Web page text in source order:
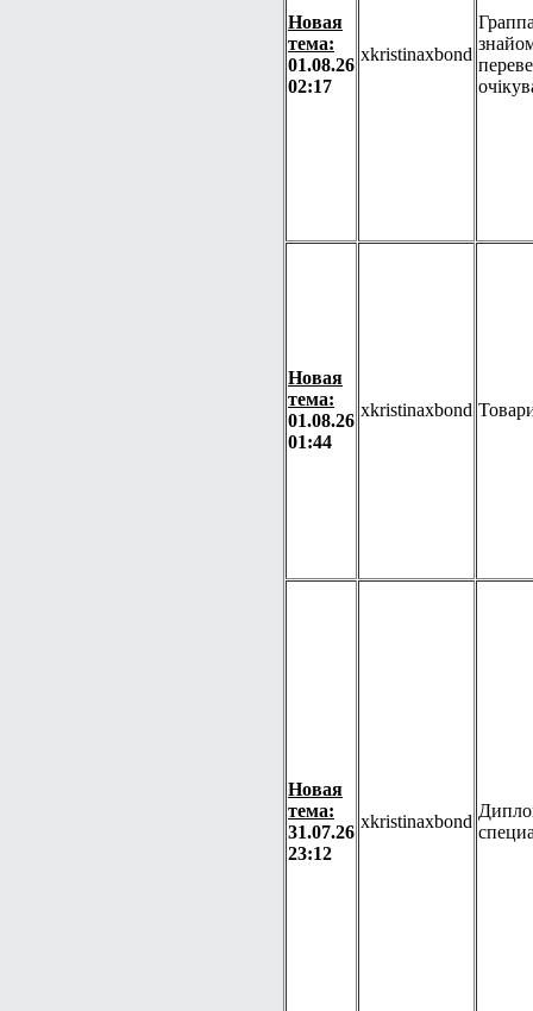
Новая
тема:
01.08.26
02:17
xkristinaxbond
Новая
тема:
01.08.26
01:44
xkristinaxbond
Новая
тема:
31.07.26
23:12
xkristinaxbond